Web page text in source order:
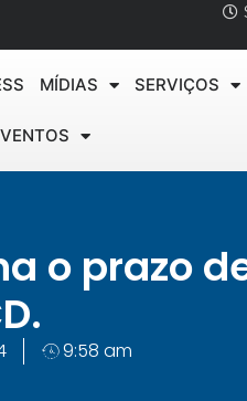
MÍDIAS SERVIÇOS
o prazo
9:58 am